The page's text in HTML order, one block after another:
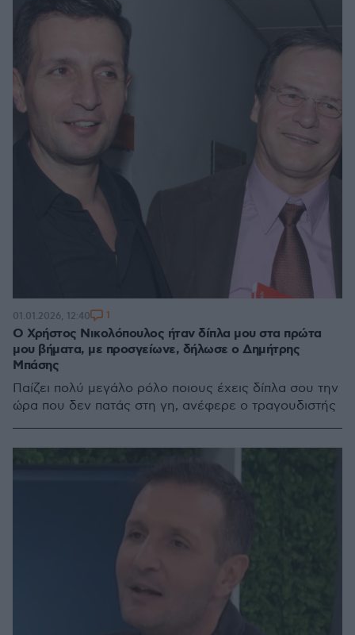
Ο Χρήστος Νικολόπουλος ήταν δίπλα μου στα πρώτα
μου βήματα, με προσγείωνε, δήλωσε ο Δημήτρης
Μπάσης
Παίζει πολύ μεγάλο ρόλο ποιους έχεις δίπλα σου την
ώρα που δεν πατάς στη γη, ανέφερε ο τραγουδιστής
01.01.2026, 12:40 1